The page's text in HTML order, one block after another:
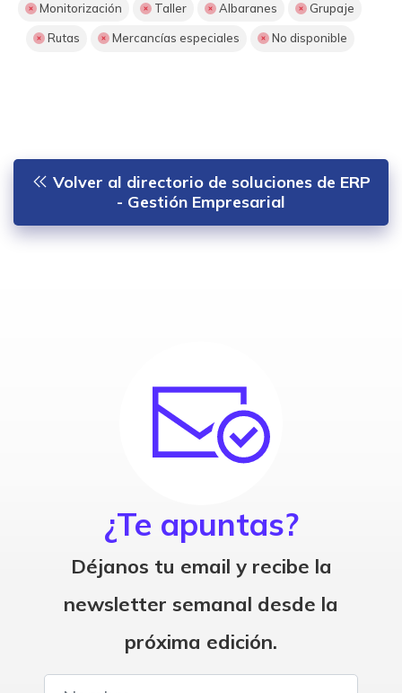
Monitorización Taller Albaranes Grupaje
Rutas Mercancías especiales No disponible
Volver al directorio de soluciones de ERP
- Gestión Empresarial
¿Te apuntas?
Déjanos tu email y recibe la
newsletter semanal desde la
próxima edición.